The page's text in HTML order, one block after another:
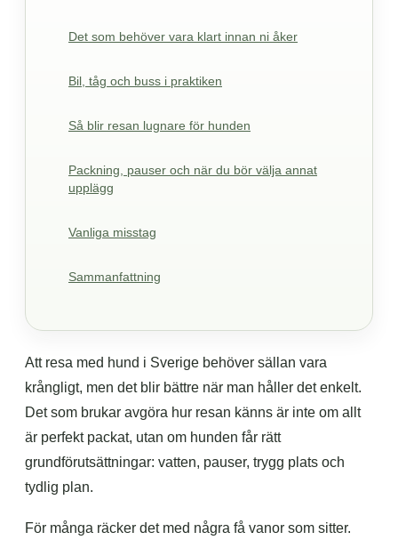
Det som behöver vara klart innan ni åker
Bil, tåg och buss i praktiken
Så blir resan lugnare för hunden
Packning, pauser och när du bör välja annat
upplägg
Vanliga misstag
Sammanfattning
Att resa med hund i Sverige behöver sällan vara
krångligt, men det blir bättre när man håller det enkelt.
Det som brukar avgöra hur resan känns är inte om allt
är perfekt packat, utan om hunden får rätt
grundförutsättningar: vatten, pauser, trygg plats och
tydlig plan.
För många räcker det med några få vanor som sitter.